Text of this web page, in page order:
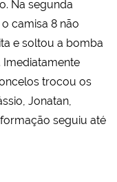
Na segunda
camisa 8 não
e soltou a bomba
Imediatamente
trocou os
Jonatan,
seguiu até